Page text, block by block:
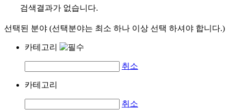
검색결과가 없습니다.
선택된 분야 (선택분야는 최소 하나 이상 선택 하셔야 합니다.)
카테고리
취소
카테고리
취소